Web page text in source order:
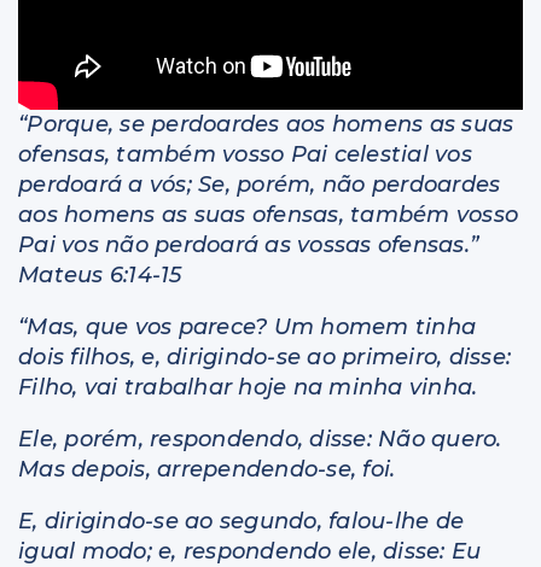
“Porque, se perdoardes aos homens as suas
ofensas, também vosso Pai celestial vos
perdoará a vós; Se, porém, não perdoardes
aos homens as suas ofensas, também vosso
Pai vos não perdoará as vossas ofensas.”
Mateus 6:14-15
“Mas, que vos parece? Um homem tinha
dois filhos, e, dirigindo-se ao primeiro, disse:
Filho, vai trabalhar hoje na minha vinha.
Ele, porém, respondendo, disse: Não quero.
Mas depois, arrependendo-se, foi.
E, dirigindo-se ao segundo, falou-lhe de
igual modo; e, respondendo ele, disse: Eu